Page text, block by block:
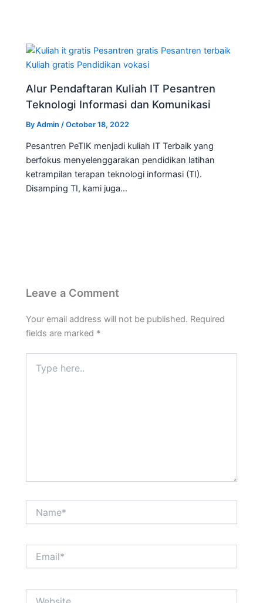
Alur Pendaftaran Kuliah IT Pesantren
Teknologi Informasi dan Komunikasi
ByAdmin /October 18, 2022
Pesantren PeTIK menjadi kuliah IT Terbaik yang
berfokus menyelenggarakan pendidikan latihan
ketrampilan terapan teknologi informasi (TI).
Disamping TI, kami juga…
Leave a Comment
Your email address will not be published. Required
fields are marked *
here..